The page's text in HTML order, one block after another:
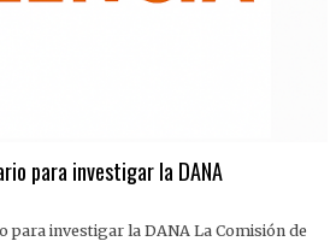
para investigar la DANA
para investigar la DANA La Comisión de